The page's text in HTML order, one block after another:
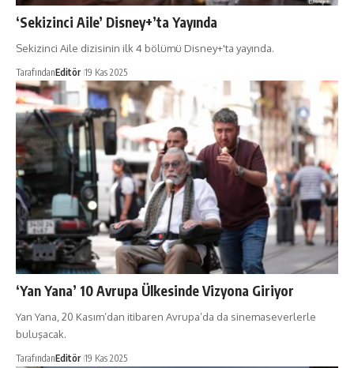
‘Sekizinci Aile’ Disney+’ta Yayında
Sekizinci Aile dizisinin ilk 4 bölümü Disney+'ta yayında.
TarafındanEditör 19 Kas 2025
‘Yan Yana’ 10 Avrupa Ülkesinde Vizyona Giriyor
Yan Yana, 20 Kasım’dan itibaren Avrupa’da da sinemaseverlerle
buluşacak.
TarafındanEditör 19 Kas 2025